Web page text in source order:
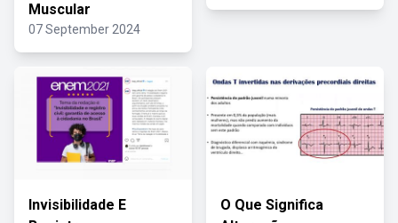
Muscular
07 September 2024
Invisibilidade E
O Que Significa